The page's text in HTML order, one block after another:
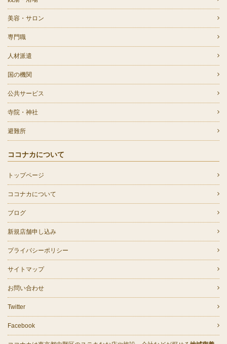
美容・サロン
専門職
人材派遣
国の機関
公共サービス
寺院・神社
避難所
ココナカについて
トップページ
ココナカについて
ブログ
新規店舗申し込み
プライバシーポリシー
サイトマップ
お問い合わせ
Twitter
Facebook